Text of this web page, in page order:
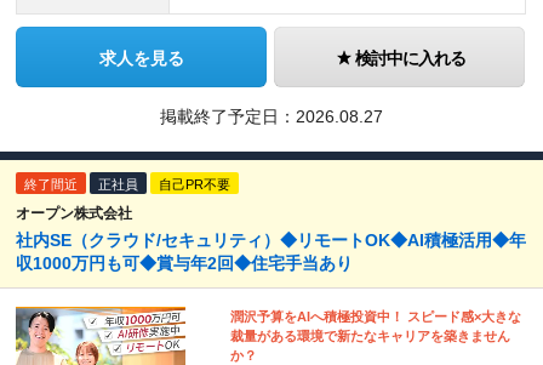
求人を見る 検討中に入れる
掲載終了予定日： 2026.08.27
終了間近 正社員 自己PR不要
オープン株式会社
社内SE（クラウド/セキュリティ）◆リモートOK◆AI積極活用◆年
収1000万円も可◆賞与年2回◆住宅手当あり
潤沢予算をAIへ積極投資中！ スピード感×大きな
裁量がある環境で新たなキャリアを築きません
か？